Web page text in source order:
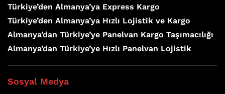
Türkiye’den Almanya’ya Express Kargo
Türkiye’den Almanya’ya Hızlı Lojistik ve Kargo
Almanya’dan Türkiye’ye Panelvan Kargo Taşımacılığı
Almanya’dan Türkiye’ye Hızlı Panelvan Lojistik
Sosyal Medya